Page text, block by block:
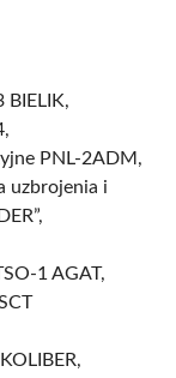
BIELIK,
PNL-2ADM,
uzbrojenia i
1 AGAT,